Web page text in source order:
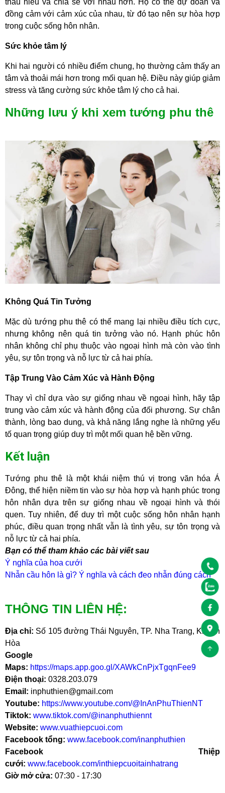
thấu hiểu và chia sẻ với nhau hơn. Họ có thể dự đoán và
đồng cảm với cảm xúc của nhau, từ đó tạo nên sự hòa hợp
trong cuộc sống hôn nhân.
Sức khỏe tâm lý
Khi hai người có nhiều điểm chung, họ thường cảm thấy an
tâm và thoải mái hơn trong mối quan hệ. Điều này giúp giảm
stress và tăng cường sức khỏe tâm lý cho cả hai.
Những lưu ý khi xem tướng phu thê
Không Quá Tin Tưởng
Mặc dù tướng phu thê có thể mang lại nhiều điều tích cực,
nhưng không nên quá tin tưởng vào nó. Hạnh phúc hôn
nhân không chỉ phụ thuộc vào ngoại hình mà còn vào tình
yêu, sự tôn trọng và nỗ lực từ cả hai phía.
Tập Trung Vào Cảm Xúc và Hành Động
Thay vì chỉ dựa vào sự giống nhau về ngoại hình, hãy tập
trung vào cảm xúc và hành động của đối phương. Sự chân
thành, lòng bao dung, và khả năng lắng nghe là những yếu
tố quan trọng giúp duy trì một mối quan hệ bền vững.
Kết luận
Tướng phu thê là một khái niệm thú vị trong văn hóa Á
Đông, thể hiện niềm tin vào sự hòa hợp và hạnh phúc trong
hôn nhân dựa trên sự giống nhau về ngoại hình và thói
quen. Tuy nhiên, để duy trì một cuộc sống hôn nhân hạnh
phúc, điều quan trọng nhất vẫn là tình yêu, sự tôn trọng và
nỗ lực từ cả hai phía.
Bạn có thể tham khảo các bài viết sau
Ý nghĩa của hoa cưới
Nhẫn cầu hôn là gì? Ý nghĩa và cách đeo nhẫn đúng cách
THÔNG TIN LIÊN HỆ:
Địa chỉ: Số 105 đường Thái Nguyên, TP. Nha Trang, Khánh
Hòa
Google
Maps: https://maps.app.goo.gl/XAWkCnPjxTgqnFee9
Điện thoại: 0328.203.079
Email: inphuthien@gmail.com
Youtube: https://www.youtube.com/@InAnPhuThienNT
Tiktok: www.tiktok.com/@inanphuthiennt
Website: www.vuathiepcuoi.com
Facebook tổng: www.facebook.com/inanphuthien
Facebook Thiệp
cưới: www.facebook.com/inthiepcuoitainhatrang
Giờ mở cửa: 07:30 - 17:30